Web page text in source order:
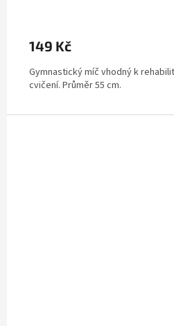
149 Kč
Gymnastický míč vhodný k
cvičení. Průměr 55 cm.